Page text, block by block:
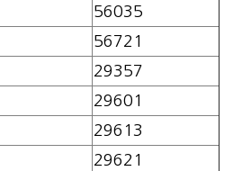
56035
56721
29357
29601
29613
29621